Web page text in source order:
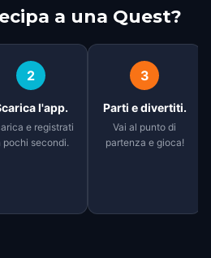
a una Quest?
2
l'app.
e registrati
pochi secondi.
3
Parti e divertiti.
Vai al punto di
partenza e gioca!